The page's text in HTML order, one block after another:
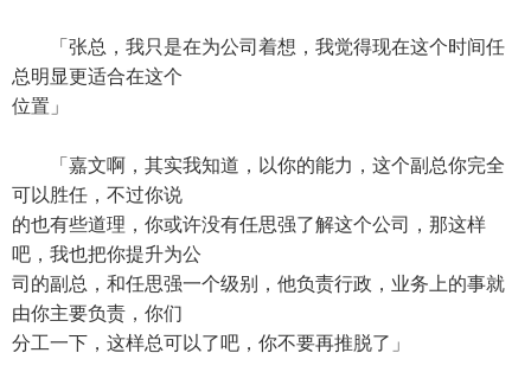
「张总，我只是在为公司着想，我觉得现在这个时间任
总明显更适合在这个
位置」
「嘉文啊，其实我知道，以你的能力，这个副总你完全
可以胜任，不过你说
的也有些道理，你或许没有任思强了解这个公司，那这样
吧，我也把你提升为公
司的副总，和任思强一个级别，他负责行政，业务上的事就
由你主要负责，你们
分工一下，这样总可以了吧，你不要再推脱了」